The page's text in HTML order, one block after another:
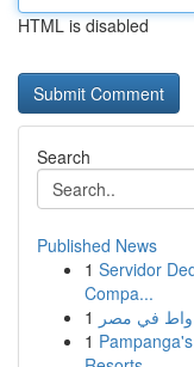
HTML is disabled
Search
Published News
1 Servidor
Compa...
1 واط في مصر
1